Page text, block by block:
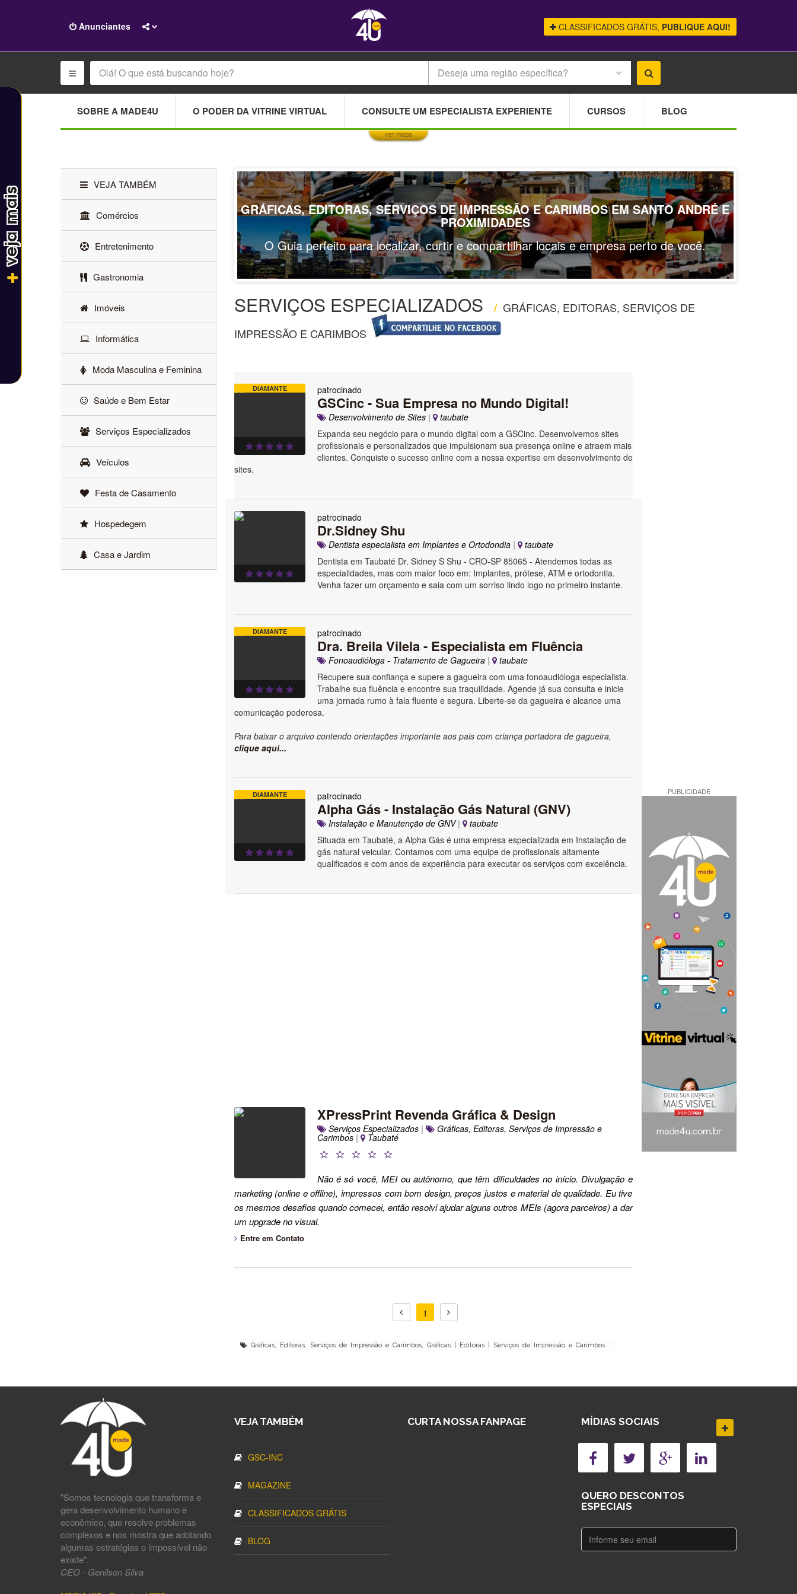
Anunciantes CLASSIFICADOS GRÁTIS, PUBLIQUE AQUI!
Deseja uma região específica?
Do you own this website? OK
SOBRE A MADE4U O PODER DA VITRINE VIRTUAL CONSULTE UM ESPECIALISTA EXPERIENTE CURSOS BLOG
ver mapa
GRÁFICAS, EDITORAS, SERVIÇOS DE IMPRESSÃO E CARIMBOS EM SANTO ANDRÉ E
PROXIMIDADES
O Guia perfeito para localizar, curtir e compartilhar locais e empresa perto de você.
SERVIÇOS ESPECIALIZADOS / GRÁFICAS, EDITORAS, SERVIÇOS DE
IMPRESSÃO E CARIMBOS
DIAMANTE patrocinado
GSCinc - Sua Empresa no Mundo Digital!
Desenvolvimento de Sites|
taubate
Expanda seu negócio para o mundo digital com a GSCinc. Desenvolvemos sites
profissionais e personalizados que impulsionam sua presença online e atraem mais
clientes. Conquiste o sucesso online com a nossa expertise em desenvolvimento de
sites.
patrocinado
Dr.Sidney Shu
Dentista especialista em Implantes e Ortodondia|
taubate
Dentista em Taubaté Dr. Sidney S Shu - CRO-SP 85065 - Atendemos todas as
especialidades, mas com maior foco em: Implantes, prótese, ATM e ortodontia.
Venha fazer um orçamento e saia com um sorriso lindo logo no primeiro instante.
DIAMANTE patrocinado
Dra. Breila Vilela - Especialista em Fluência
Fonoaudióloga - Tratamento de Gagueira|
taubate
Recupere sua confiança e supere a gagueira com uma fonoaudióloga especialista.
Trabalhe sua fluência e encontre sua traquilidade. Agende já sua consulta e inicie
uma jornada rumo à fala fluente e segura. Liberte-se da gagueira e alcance uma
comunicação poderosa.
Para baixar o arquivo contendo orientações importante aos pais com criança portadora de gagueira,
clique aqui...
DIAMANTE patrocinado
Alpha Gás - Instalação Gás Natural (GNV)
Instalação e Manutenção de GNV|
taubate
Situada em Taubaté, a Alpha Gás é uma empresa especializada em Instalação de
gás natural veicular. Contamos com uma equipe de profissionais altamente
qualificados e com anos de experiência para executar os serviços com excelência.
XPressPrint Revenda Gráfica & Design
Serviços Especializados| Gráficas, Editoras, Serviços de Impressão e
Carimbos| Taubaté
Não é só você, MEI ou autônomo, que têm dificuldades no início. Divulgação e
marketing (online e offline), impressos com bom design, preços justos e material de qualidade. Eu tive
os mesmos desafios quando comecei, então resolvi ajudar alguns outros MEIs (agora parceiros) a dar
um upgrade no visual.
Entre em Contato
1
Gráficas, Editoras, Serviços de Impressão e Carimbos, Gráficas | Editoras | Serviços de Impressão e Carimbos
PUBLICIDADE
VEJA TAMBÉM
Comércios
Entretenimento
Gastronomia
Imóveis
Informática
Moda Masculina e Feminina
Saúde e Bem Estar
Serviços Especializados
Veículos
Festa de Casamento
Hospedegem
Casa e Jardim
"Somos tecnologia que transforma e
gera desenvolvimento humano e
econômico, que resolve problemas
complexos e nos mostra que adotando
algumas estratégias o impossível não
existe".
CEO - Genilson Silva
VEJA TAMBÉM
GSC-INC
MAGAZINE
CLASSIFICADOS GRÁTIS
BLOG
CURTA NOSSA FANPAGE MÍDIAS SOCIAIS
QUERO DESCONTOS
ESPECIAIS